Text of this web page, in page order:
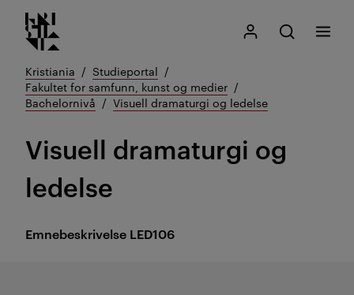
Gå
til
innhold
Kristiania logo
Mitt Kristiania
Åpne søk
Søk
Meny
Kristiania
Studieportal
Fakultet for samfunn, kunst og medier
Bachelornivå
Visuell dramaturgi og ledelse
Emnebeskrivelse LED106
Visuell dramaturgi og
ledelse